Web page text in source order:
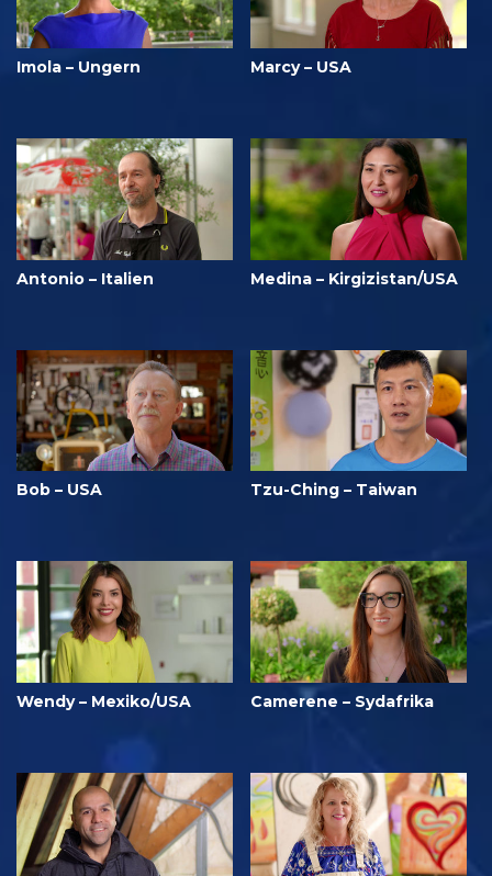
Imola – Ungern Marcy – USA
Antonio – Italien Medina – Kirgizistan/USA
Bob – USA Tzu-Ching – Taiwan
Wendy – Mexiko/USA Camerene – Sydafrika